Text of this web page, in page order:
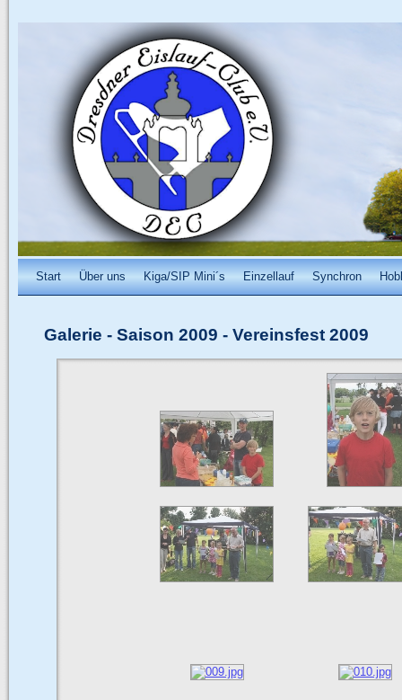
Start Über uns Kiga/SIP Mini´s Einzellauf Synchron
Galerie - Saison 2009 - Vereinsfest 2009